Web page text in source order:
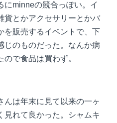
にminneの競合っぽい。イ
貨とかアクセサリーとかバ
を販売するイベントで、下
じのものだった。なんか病
で食品は買わず。
んは年末に見て以来の一ヶ
見れて良かった。シャムキ